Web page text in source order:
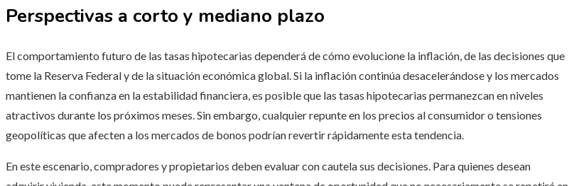
Perspectivas a corto y mediano plazo
El comportamiento futuro de las tasas hipotecarias dependerá de cómo evolucione la inflación, de las decisiones que
tome la Reserva Federal y de la situación económica global. Si la inflación continúa desacelerándose y los mercados
mantienen la confianza en la estabilidad financiera, es posible que las tasas hipotecarias permanezcan en niveles
atractivos durante los próximos meses. Sin embargo, cualquier repunte en los precios al consumidor o tensiones
geopolíticas que afecten a los mercados de bonos podrían revertir rápidamente esta tendencia.
En este escenario, compradores y propietarios deben evaluar con cautela sus decisiones. Para quienes desean